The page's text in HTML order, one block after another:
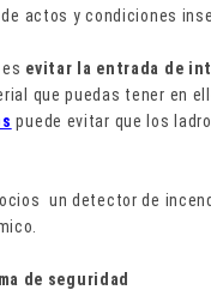
actos y condiciones
evitar la entrada de
que puedas tener en
puede evitar que los
un detector de
de seguridad